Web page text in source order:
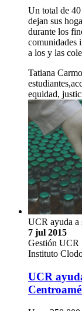
Un total de
dejan sus
durante los
comunidades
a los y las
Tatiana
equidad,
UCR ayuda a
7 jul 2015
Gestión UCR
Instituto
UCR